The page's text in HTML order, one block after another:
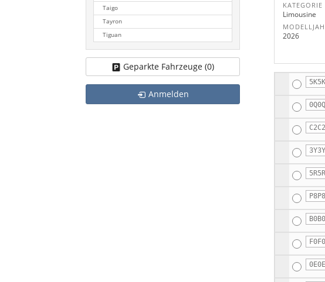
KATEGORIE
Limousine
2026
5K5K
0Q0Q
C2C2
3Y3Y
5R5R
P8P8
B0B0
F0F0
0E0E
Taigo
Tayron
Tiguan
Geparkte Fahrzeuge (0)
Anmelden